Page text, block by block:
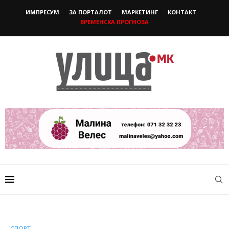
ИМПРЕСУМ ЗА ПОРТАЛОТ МАРКЕТИНГ
КОНТАКТ
ВРЕМЕНСКА ПРОГНОЗА